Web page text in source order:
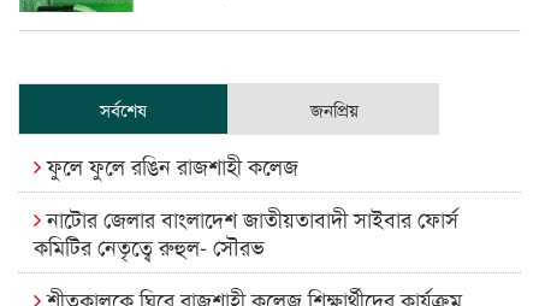
সর্বশেষ জনপ্রিয়
ফুলে ফুলে রঙিন রাজশাহী কলেজ
নাটোর জেলার বাংলাদেশ জাতীয়তাবাদী সাইবার ফোর্স
কমিটির নেতৃত্বে রুহুল- সৌরভ
শীতকালকে ঘিরে রাজশাহী কলেজ শিক্ষার্থীদের কার্যক্রম